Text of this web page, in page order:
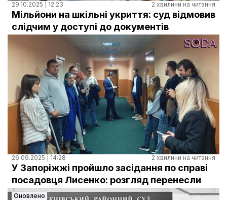
29.10.2025 | 12:23 2 хвилини на читання
Мільйони на шкільні укриття: суд відмовив
слідчим у доступі до документів
26.09.2025 | 14:28 2 хвилини на читання
У Запоріжжі пройшло засідання по справі
посадовця Лисенко: розгляд перенесли
Оновлено